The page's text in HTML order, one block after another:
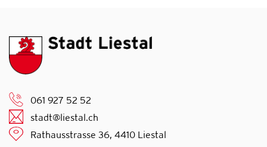
061 927 52 52
stadt@liestal.ch
Rathausstrasse 36, 4410 Liestal